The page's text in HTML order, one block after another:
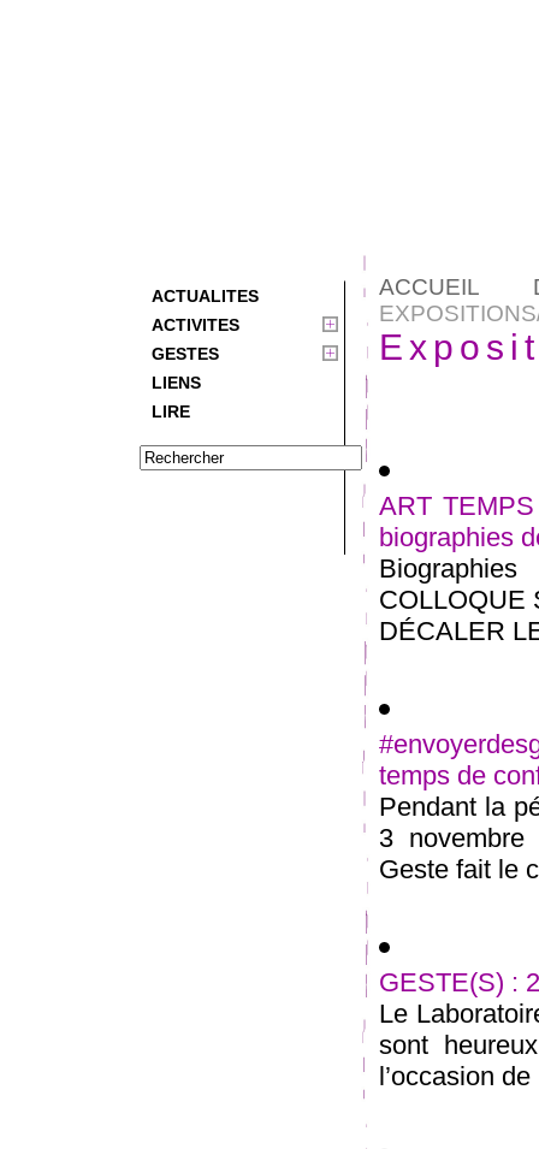
ACTUALITES
ACTIVITES
GESTES
LIENS
LIRE
ACCUEIL
ART
biographies
COLLOQUE
DÉCALER
temps de
Pendant la
3 novembre
Geste fait le
GESTE(S) :
Le
sont
l’occasion